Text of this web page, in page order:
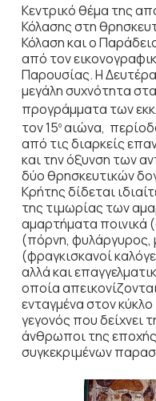
Κεντρικό θέμα της
Κόλασης στη
Κόλαση και ο
από τον
Παρουσίας. Η
μεγάλη συχνότητα
προγράμματα των
τον 15οαιώνα,
από τις διαρκείς
και την όξυνση των
δύο θρησκευτικών
Κρήτης δίδεται
της τιμωρίας των
αμαρτήματα ποινικά
(πόρνη, φυλάργυρος,
(φραγκισκανοί
αλλά και
οποία
ενταγμένα στον
γεγονός που δείχνει
άνθρωποι της
συγκεκριμένων